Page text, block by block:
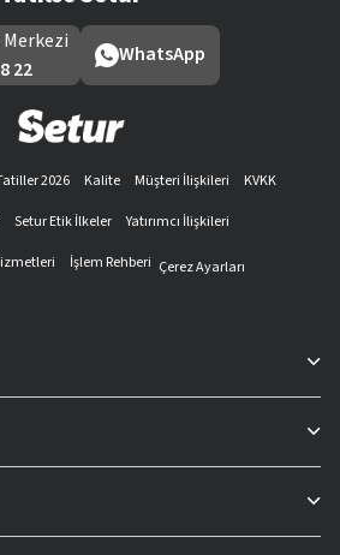
Merkezi
22
WhatsApp
2026 Kalite Müşteri İlişkileri
KVKK
Setur Etik İlkeler
Yatırımcı İlişkileri
İşlem Rehberi Çerez Ayarları